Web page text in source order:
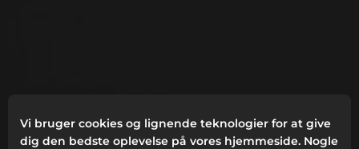
Vi bruger cookies og lignende teknologier for at give
dig den bedste oplevelse på vores hjemmeside. Nogle